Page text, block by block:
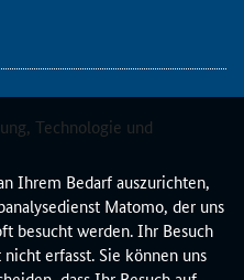
Ihrem Bedarf auszurichten,
Matomo, der uns
besucht werden. Ihr Besuch
erfasst. Sie können uns
Technologie und